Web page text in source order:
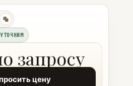
копировать
запросу
цену